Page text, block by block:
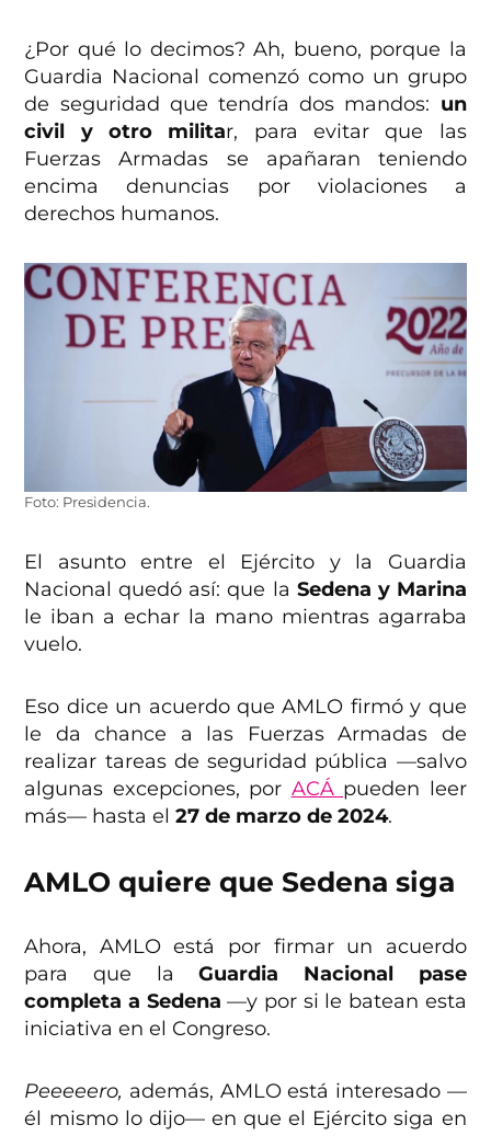
¿Por qué lo decimos? Ah, bueno, porque la
Guardia Nacional comenzó como un grupo
de seguridad que tendría dos mandos: un
civil y otro militar, para evitar que las
Fuerzas Armadas se apañaran teniendo
encima denuncias por violaciones a
derechos humanos.
Foto: Presidencia.
El asunto entre el Ejército y la Guardia
Nacional quedó así: que la Sedena y Marina
le iban a echar la mano mientras agarraba
vuelo.
Eso dice un acuerdo que AMLO firmó y que
le da chance a las Fuerzas Armadas de
realizar tareas de seguridad pública —salvo
algunas excepciones, por ACÁ pueden leer
más— hasta el 27 de marzo de 2024.
AMLO quiere que Sedena siga
Ahora, AMLO está por firmar un acuerdo
para que laGuardia Nacional pase
completa a Sedena—y por si le batean esta
iniciativa en el Congreso.
Peeeeero, además, AMLO está interesado —
él mismo lo dijo— en que el Ejército siga en